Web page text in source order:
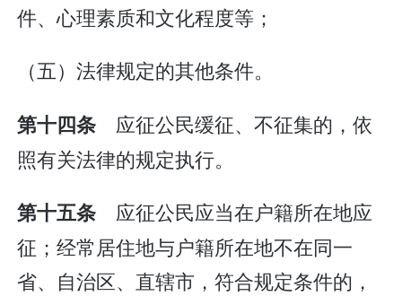
件、心理素质和文化程度等；
（五）法律规定的其他条件。
第十四条 应征公民缓征、不征集的，依
照有关法律的规定执行。
第十五条 应征公民应当在户籍所在地应
征；经常居住地与户籍所在地不在同一
省、自治区、直辖市，符合规定条件的，